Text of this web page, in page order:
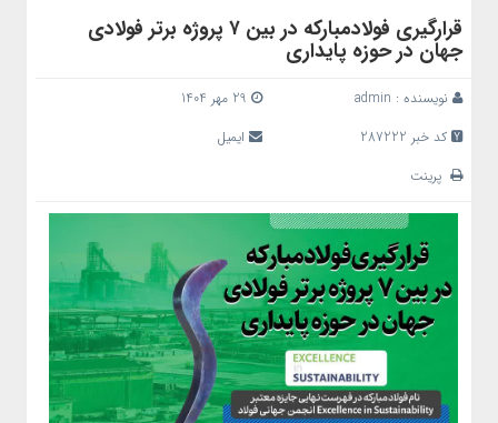
قرارگیری فولادمبارکه در بین ۷ پروژه برتر فولادی
جهان در حوزه پایداری
نویسنده : admin
کد خبر 287222
ایمیل
پرینت